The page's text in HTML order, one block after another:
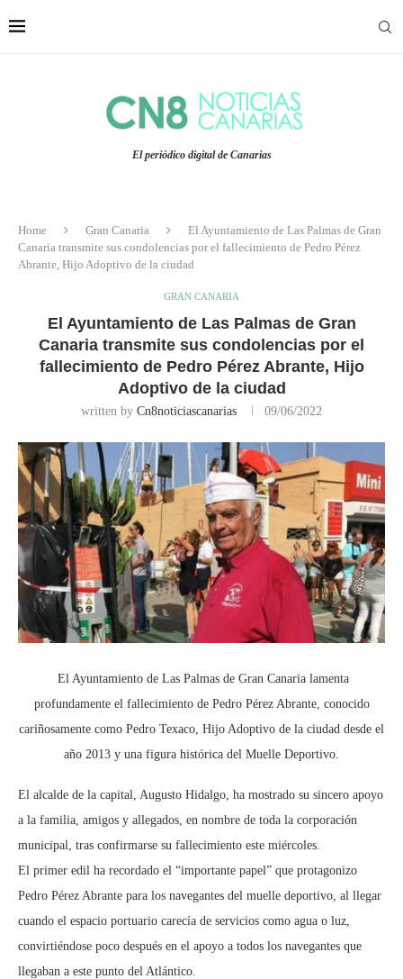
El periódico digital de Canarias
Home Gran Canaria
El Ayuntamiento de Las Palmas de Gran
Canaria transmite sus condolencias por el fallecimiento de Pedro Pérez
Abrante, Hijo Adoptivo de la ciudad
GRAN CANARIA
El Ayuntamiento de Las Palmas de Gran
Canaria transmite sus condolencias por el
fallecimiento de Pedro Pérez Abrante, Hijo
Adoptivo de la ciudad
written by Cn8noticiascanarias 09/06/2022
El Ayuntamiento de Las Palmas de Gran Canaria lamenta
profundamente el fallecimiento de Pedro Pérez Abrante, conocido
cariñosamente como Pedro Texaco, Hijo Adoptivo de la ciudad desde el
año 2013 y una figura histórica del Muelle Deportivo.
El alcalde de la capital, Augusto Hidalgo, ha mostrado su sincero apoyo
a la familia, amigos y allegados, en nombre de toda la corporación
municipal, tras confirmarse su fallecimiento este miércoles.
El primer edil ha recordado el “importante papel” que protagonizo
Pedro Pérez Abrante para los navegantes del muelle deportivo, al llegar
cuando el espacio portuario carecía de servicios como agua o luz,
convirtiéndose poco después en el apoyo a todos los navegantes que
llegaban a este punto del Atlántico.